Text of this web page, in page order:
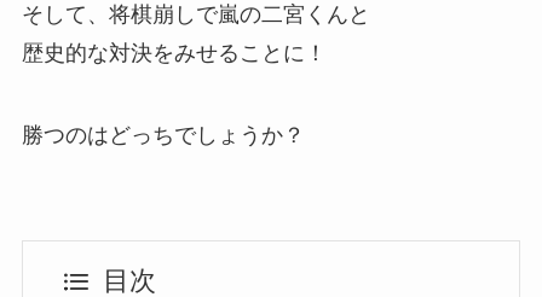
そして、将棋崩しで嵐の二宮くんと
歴史的な対決をみせることに！
勝つのはどっちでしょうか？
目次